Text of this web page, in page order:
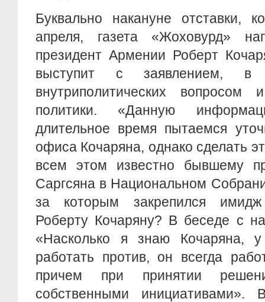
Буквально накануне отставки,
апреля, газета «Жоховурд»
президент Армении Роберт
выступит с заявлением, в
внутриполитических
политики. «Данную
длительное время пытаемся
офиса Кочаряна, однако сделать
всем этом известно бывшему
Саргсяна в Национальном
за которым закрепился имидж
Роберту Кочаряну? В беседе с
«Насколько я знаю Кочаряна,
работать против, он всегда
причем при принятии
собственными